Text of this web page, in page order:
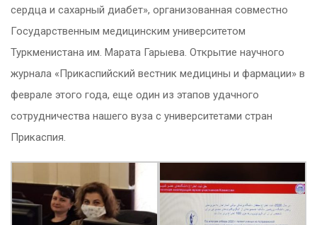
сердца и сахарный диабет», организованная совместно
Государственным медицинским университетом
Туркменистана им. Марата Гарыева. Открытие научного
журнала «Прикаспийский вестник медицины и фармации» в
феврале этого года, еще один из этапов удачного
сотрудничества нашего вуза с университетами стран
Прикаспия.